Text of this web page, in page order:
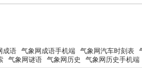
成语 气象网成语手机端 气象网汽车时刻表
气象网谜语 气象网历史 气象网历史手机端